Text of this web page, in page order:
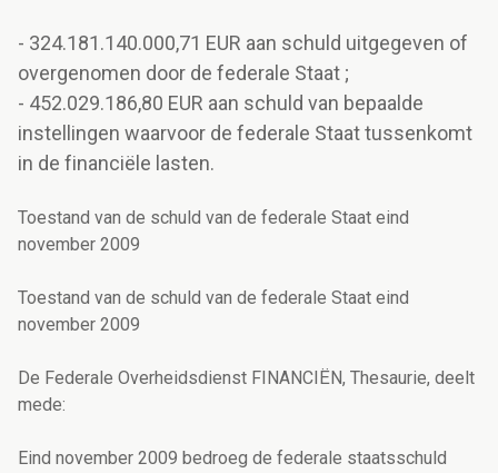
- 324.181.140.000,71 EUR aan schuld uitgegeven of
overgenomen door de federale Staat ;
- 452.029.186,80 EUR aan schuld van bepaalde
instellingen waarvoor de federale Staat tussenkomt
in de financiële lasten.
Toestand van de schuld van de federale Staat eind
november 2009
Toestand van de schuld van de federale Staat eind
november 2009
De Federale Overheidsdienst FINANCIËN, Thesaurie, deelt
mede:
Eind november 2009 bedroeg de federale staatsschuld